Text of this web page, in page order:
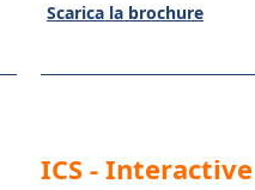
Scarica la brochure
ICS -